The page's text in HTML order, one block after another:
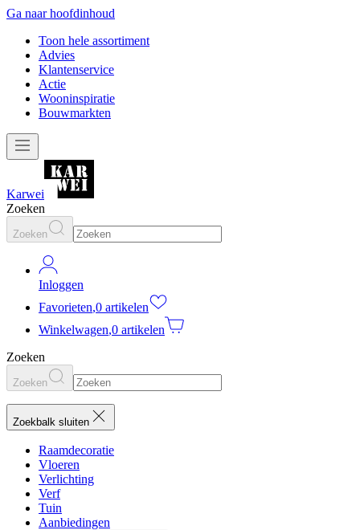
Ga naar hoofdinhoud
Toon hele assortiment
Advies
Klantenservice
Actie
Wooninspiratie
Bouwmarkten
Karwei
Zoeken
Zoeken
Inloggen
Favorieten,0 artikelen
Winkelwagen,0 artikelen
Zoeken
Zoeken
Zoekbalk sluiten
Raamdecoratie
Vloeren
Verlichting
Verf
Tuin
Aanbiedingen